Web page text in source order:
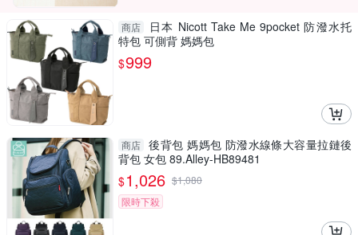
商店
日本 Nicott Take Me 9pocket 防潑水托
特包 可側背 媽媽包
$999
商店 後背包 媽媽包 防潑水線條大容量拉鏈後
背包 女包 89.Alley-HB89481
$1,026 $1,080
限時下殺